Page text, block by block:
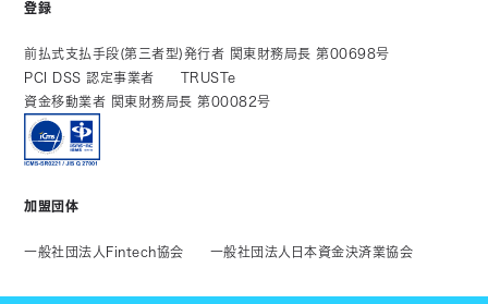
登録
前払式支払手段(第三者型)発行者 関東財務局長 第00698号
PCI DSS 認定事業者
TRUSTe
資金移動業者 関東財務局長 第00082号
加盟団体
一般社団法人Fintech協会 一般社団法人日本資金決済業協会